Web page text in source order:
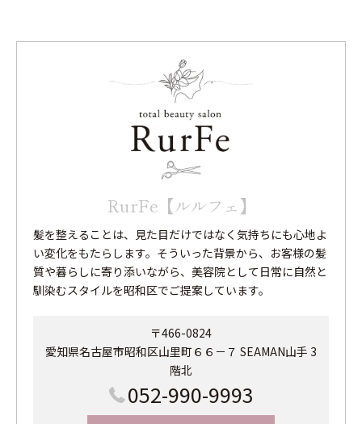
RurFe【ルルフェ】
髪を整えることは、見た目だけではなく気持ちにも心地よ
い変化をもたらします。そういった背景から、お客様の髪
質や暮らしに寄り添いながら、美容院として日常に自然と
馴染むスタイルを昭和区でご提案しています。
〒466-0824
愛知県名古屋市昭和区山里町６６－７ SEAMAN山手 3
階北
052-990-9993